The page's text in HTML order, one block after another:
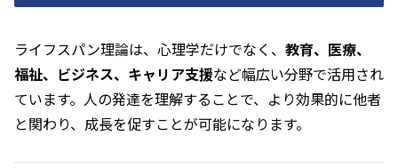
ライフスパン理論は、心理学だけでなく、 教育、医療、
福祉、ビジネス、キャリア支援など幅広い分野で活用され
ています。人の発達を理解することで、より効果的に他者
と関わり、成長を促すことが可能になります。